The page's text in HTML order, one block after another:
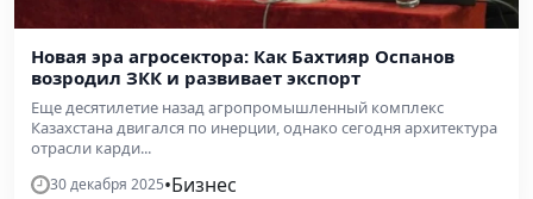
Новая эра агросектора: Как Бахтияр Оспанов
возродил ЗКК и развивает экспорт
Еще десятилетие назад агропромышленный комплекс
Казахстана двигался по инерции, однако сегодня архитектура
отрасли карди...
30 декабря 2025•Бизнес